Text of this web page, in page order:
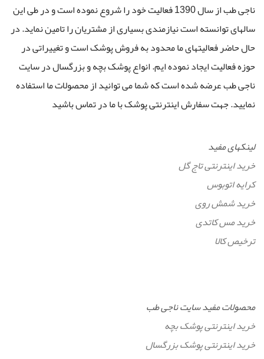
ناجی طب از سال 1390 فعالیت خود را شروع نموده است و در طی این
سالهای توانسته است نیازمندی بسیاری از مشتریان را تامین نماید. در
حال حاضر فعالیتهای ما محدود به فروش پوشک است و تغییراتی در
حوزه فعالیت ایجاد نموده ایم. انواع پوشک بچه و بزرگسال در سایت
ناجی طب عرضه شده است که شما می توانید از محصولات ما استفاده
نمایید. جهت سفارش اینترنتی پوشک با ما در تماس باشید
لینکهای مفید
خرید اینترنتی تاج گل
کرایه اتوبوس
خرید شمش روی
خرید مس کاتدی
ترخیص کالا
محصولات مفید سایت ناجی طب
خرید اینترنتی پوشک بچه
خرید اینترنتی پوشک بزرگسال